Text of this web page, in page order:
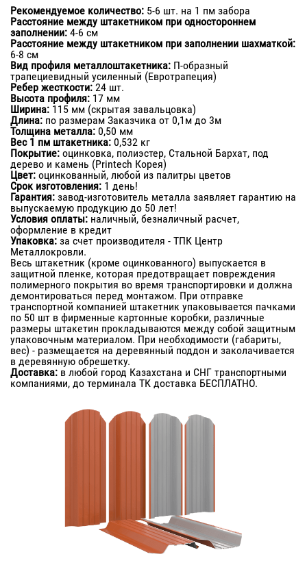
Рекомендуемое количество: 5-6 шт. на 1 пм забора
Расстояние между штакетником при одностороннем
заполнении: 4-6 см
Расстояние между штакетником при заполнении шахматкой:
6-8 см
Вид профиля металлоштакетника: П-образный
трапециевидный усиленный (Евротрапеция)
Ребер жесткости: 24 шт.
Высота профиля: 17 мм
Ширина: 115 мм (скрытая завальцовка)
Длина: по размерам Заказчика от 0,1м до 3м
Толщина металла: 0,50 мм
Вес 1 пм штакетника: 0,532 кг
Покрытие: оцинковка, полиэстер, Стальной Бархат, под
дерево и камень (Printech Корея)
Цвет: оцинкованный, любой из палитры цветов
Срок изготовления: 1 день!
Гарантия: завод-изготовитель металла заявляет гарантию на
выпускаемую продукцию до 50 лет!
Условия оплаты: наличный, безналичный расчет,
оформление в кредит
Упаковка: за счет производителя - ТПК Центр
Металлокровли.
Весь штакетник (кроме оцинкованного) выпускается в
защитной пленке, которая предотвращает повреждения
полимерного покрытия во время транспортировки и должна
демонтироваться перед монтажом. При отправке
транспортной компанией штакетник упаковывается пачками
по 50 шт в фирменные картонные коробки, различные
размеры штакетин прокладываются между собой защитным
упаковочным материалом. При необходимости (габариты,
вес) - размещается на деревянный поддон и заколачивается
в деревянную обрешетку.
Доставка: в любой город Казахстана и СНГ транспортными
компаниями, до терминала ТК доставка БЕСПЛАТНО.